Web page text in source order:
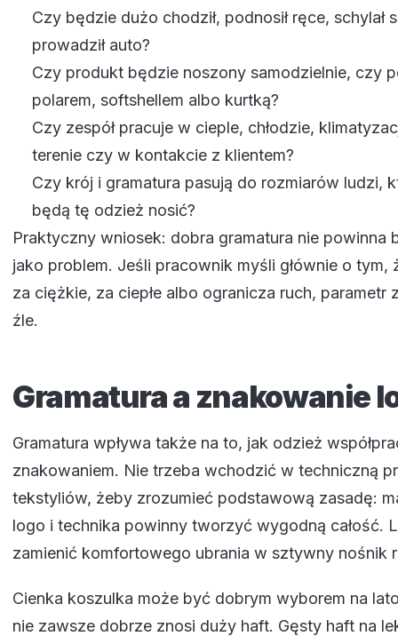
Czy będzie dużo chodził, podnosił ręce, schylał
prowadził auto?
Czy produkt będzie noszony samodzielnie, czy
polarem, softshellem albo kurtką?
Czy zespół pracuje w cieple, chłodzie,
terenie czy w kontakcie z klientem?
Czy krój i gramatura pasują do rozmiarów ludzi,
będą tę odzież nosić?
Praktyczny wniosek: dobra gramatura nie powinna
jako problem. Jeśli pracownik myśli głównie o tym,
za ciężkie, za ciepłe albo ogranicza ruch, parametr
źle.
Gramatura a znakowanie
Gramatura wpływa także na to, jak odzież
znakowaniem. Nie trzeba wchodzić w techniczną
tekstyliów, żeby zrozumieć podstawową zasadę:
logo i technika powinny tworzyć wygodną całość.
zamienić komfortowego ubrania w sztywny nośnik
Cienka koszulka może być dobrym wyborem na
nie zawsze dobrze znosi duży haft. Gęsty haft na